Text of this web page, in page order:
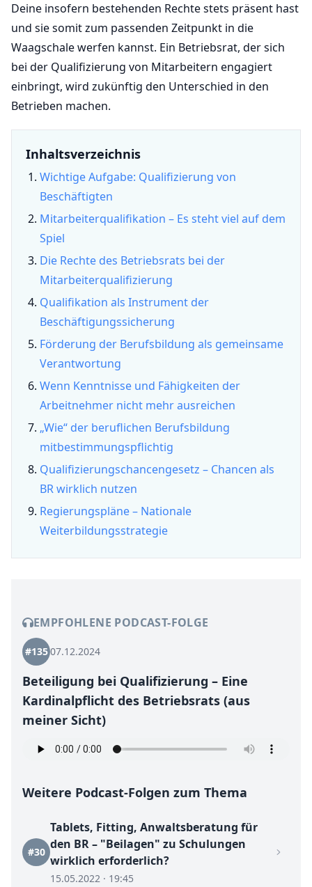
Deine insofern bestehenden Rechte stets präsent hast
und sie somit zum passenden Zeitpunkt in die
Waagschale werfen kannst. Ein Betriebsrat, der sich
bei der Qualifizierung von Mitarbeitern engagiert
einbringt, wird zukünftig den Unterschied in den
Betrieben machen.
Inhaltsverzeichnis
Wichtige Aufgabe: Qualifizierung von
Beschäftigten
Mitarbeiterqualifikation – Es steht viel auf dem
Spiel
Die Rechte des Betriebsrats bei der
Mitarbeiterqualifizierung
Qualifikation als Instrument der
Beschäftigungssicherung
Förderung der Berufsbildung als gemeinsame
Verantwortung
Wenn Kenntnisse und Fähigkeiten der
Arbeitnehmer nicht mehr ausreichen
„Wie“ der beruflichen Berufsbildung
mitbestimmungspflichtig
Qualifizierungschancengesetz – Chancen als
BR wirklich nutzen
Regierungspläne – Nationale
Weiterbildungsstrategie
EMPFOHLENE PODCAST-FOLGE
#13507.12.2024
Beteiligung bei Qualifizierung – Eine
Kardinalpflicht des Betriebsrats (aus
meiner Sicht)
Weitere Podcast-Folgen zum Thema
#30
Tablets, Fitting, Anwaltsberatung für
den BR – "Beilagen" zu Schulungen
wirklich erforderlich?
15.05.2022 · 19:45